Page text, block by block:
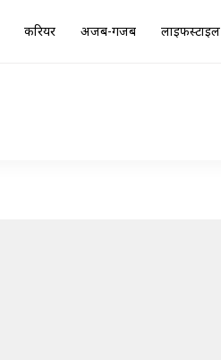
करियर अजब-गजब लाइफस्टाइल